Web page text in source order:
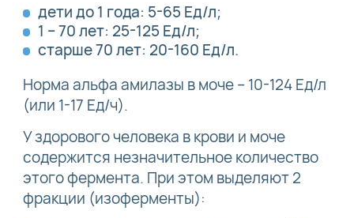
дети до 1 года: 5-65 Ед/л;
1 – 70 лет: 25-125 Ед/л;
старше 70 лет: 20-160 Ед/л.
Норма альфа амилазы в моче – 10-124 Ед/л
(или 1-17 Ед/ч).
У здорового человека в крови и моче
содержится незначительное количество
этого фермента. При этом выделяют 2
фракции (изоферменты):